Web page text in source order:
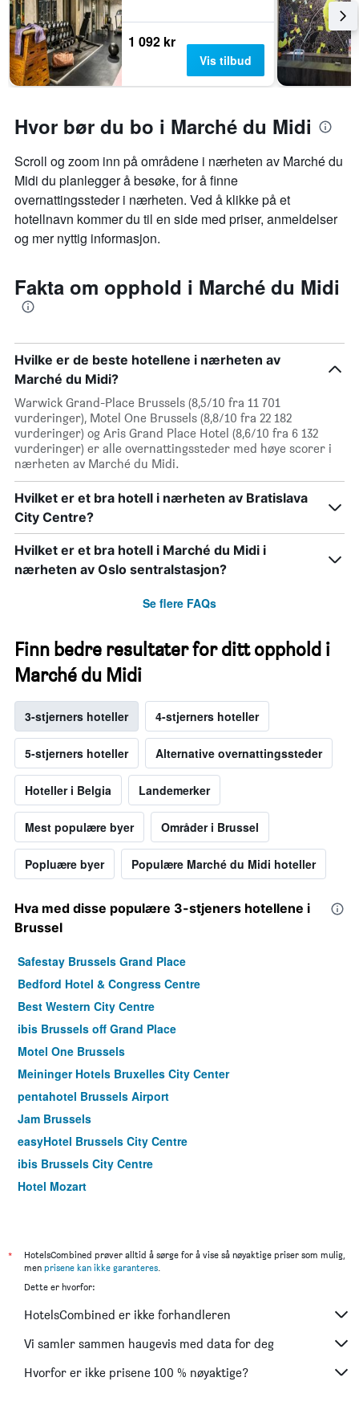
1 092 kr
Vis tilbud
Hvor bør du bo i Marché du Midi
Scroll og zoom inn på områdene i nærheten av Marché du
Midi du planlegger å besøke, for å finne
overnattingssteder i nærheten. Ved å klikke på et
hotellnavn kommer du til en side med priser, anmeldelser
og mer nyttig informasjon.
Fakta om opphold i Marché du Midi
Hvilke er de beste hotellene i nærheten av
Marché du Midi?
Warwick Grand-Place Brussels (8,5/10 fra 11 701
vurderinger), Motel One Brussels (8,8/10 fra 22 182
vurderinger) og Aris Grand Place Hotel (8,6/10 fra 6 132
vurderinger) er alle overnattingssteder med høye scorer i
nærheten av Marché du Midi.
Hvilket er et bra hotell i nærheten av Bratislava
City Centre?
Hvilket er et bra hotell i Marché du Midi i
nærheten av Oslo sentralstasjon?
Se flere FAQs
Finn bedre resultater for ditt opphold i
Marché du Midi
3-stjerners hoteller 4-stjerners hoteller
5-stjerners hoteller Alternative overnattingssteder
Hoteller i Belgia Landemerker
Mest populære byer Områder i Brussel
Popluære byer Populære Marché du Midi hoteller
Hva med disse populære 3-stjeners hotellene i
Brussel
Safestay Brussels Grand Place
Bedford Hotel & Congress Centre
Best Western City Centre
ibis Brussels off Grand Place
Motel One Brussels
Meininger Hotels Bruxelles City Center
pentahotel Brussels Airport
Jam Brussels
easyHotel Brussels City Centre
ibis Brussels City Centre
Hotel Mozart
Aparthotel Adagio Brussels Grand Place
Floris Arlequin Grand Place
Yadoya Hotel
Urban Yard Hotel
Citadines Toison D'or Brussels
*
HotelsCombined prøver alltid å sørge for å vise så nøyaktige priser som mulig,
men prisene kan ikke garanteres.
Dette er hvorfor:
HotelsCombined er ikke forhandleren
Vi samler sammen haugevis med data for deg
Hvorfor er ikke prisene 100 % nøyaktige?